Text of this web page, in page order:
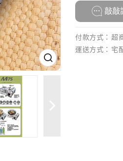
敲敲
付款方式： 超
運送方式： 宅